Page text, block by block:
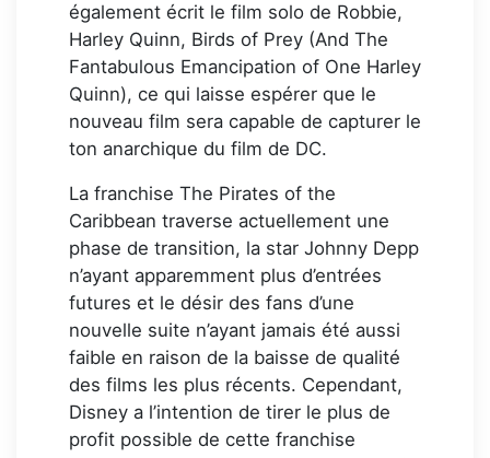
également écrit le film solo de Robbie,
Harley Quinn, Birds of Prey (And The
Fantabulous Emancipation of One Harley
Quinn), ce qui laisse espérer que le
nouveau film sera capable de capturer le
ton anarchique du film de DC.
La franchise The Pirates of the
Caribbean traverse actuellement une
phase de transition, la star Johnny Depp
n’ayant apparemment plus d’entrées
futures et le désir des fans d’une
nouvelle suite n’ayant jamais été aussi
faible en raison de la baisse de qualité
des films les plus récents. Cependant,
Disney a l’intention de tirer le plus de
profit possible de cette franchise